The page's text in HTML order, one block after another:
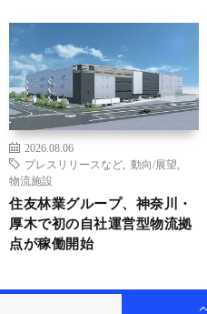
2026.08.06
プレスリリースなど
動向/展望
物流施設
住友林業グループ、神奈川・
厚木で初の自社運営型物流拠
点が稼働開始